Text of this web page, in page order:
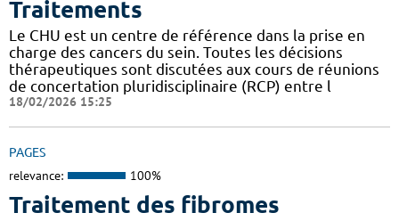
Traitements
Le CHU est un centre de référence dans la prise en
charge des cancers du sein. Toutes les décisions
thérapeutiques sont discutées aux cours de réunions
de concertation pluridisciplinaire (RCP) entre l
18/02/2026 15:25
PAGES
relevance: 100%
Traitement des fibromes